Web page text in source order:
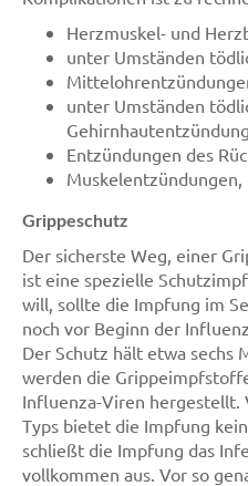
Herzmuskel- und
unter Umständen
unter Umständen
Entzündungen des
Grippeschutz
Der sicherste Weg, einer
ist eine spezielle
will, sollte die Impfung im
noch vor Beginn der
Der Schutz hält etwa sechs
werden die
Influenza-Viren hergestellt.
Typs bietet die Impfung
schließt die Impfung das
vollkommen aus. Vor so